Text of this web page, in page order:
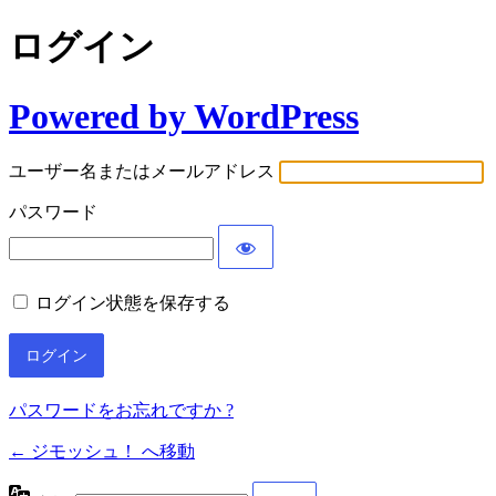
ログイン
Powered by WordPress
ユーザー名またはメールアドレス
パスワード
ログイン状態を保存する
パスワードをお忘れですか ?
← ジモッシュ！ へ移動